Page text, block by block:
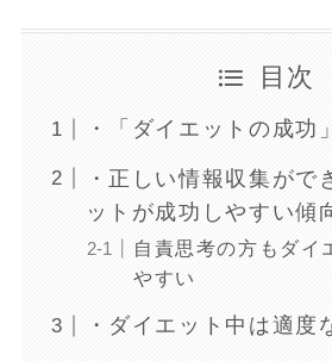
目次
・「ダイエットの成功
・正しい情報収集がで
ットが成功しやすい傾
自責思考の方もダイ
やすい
・ダイエット中は適度